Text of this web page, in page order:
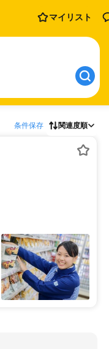
マイリスト
条件保存 関連度順